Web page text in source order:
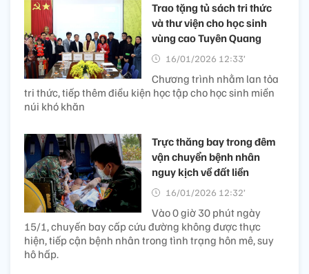
Trao tặng tủ sách tri thức
và thư viện cho học sinh
vùng cao Tuyên Quang
16/01/2026 12:33’
Chương trình nhằm lan tỏa
tri thức, tiếp thêm điều kiện học tập cho học sinh miền
núi khó khăn
Trực thăng bay trong đêm
vận chuyển bệnh nhân
nguy kịch về đất liền​
16/01/2026 12:32’
Vào 0 giờ 30 phút ngày
15/1, chuyến bay cấp cứu đường không được thực
hiện, tiếp cận bệnh nhân trong tình trạng hôn mê, suy
hô hấp.